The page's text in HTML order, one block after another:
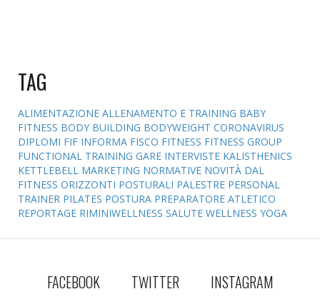
TAG
ALIMENTAZIONE ALLENAMENTO E TRAINING BABY
FITNESS BODY BUILDING BODYWEIGHT CORONAVIRUS
DIPLOMI FIF INFORMA FISCO FITNESS FITNESS GROUP
FUNCTIONAL TRAINING GARE INTERVISTE KALISTHENICS
KETTLEBELL MARKETING NORMATIVE NOVITÀ DAL
FITNESS ORIZZONTI POSTURALI PALESTRE PERSONAL
TRAINER PILATES POSTURA PREPARATORE ATLETICO
REPORTAGE RIMINIWELLNESS SALUTE WELLNESS YOGA
FACEBOOK TWITTER
INSTAGRAM